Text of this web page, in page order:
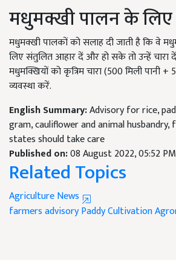
मधुमक्खी पालन के
मधुमक्खी पालकों को सलाह दी जाती है कि वे
लिए संतुलित आहार दें और हो सके तो उन्हें
मधुमक्खियों को कृत्रिम चारा (500 मिली पानी +
व्यवस्था करें.
English Summary:Advisory for rice,
gram, cauliflower and animal
states should take care
Published on:08 August 2022, 05:52
Related Topics
Agriculture News
farmersadvisoryPaddy Cultivation